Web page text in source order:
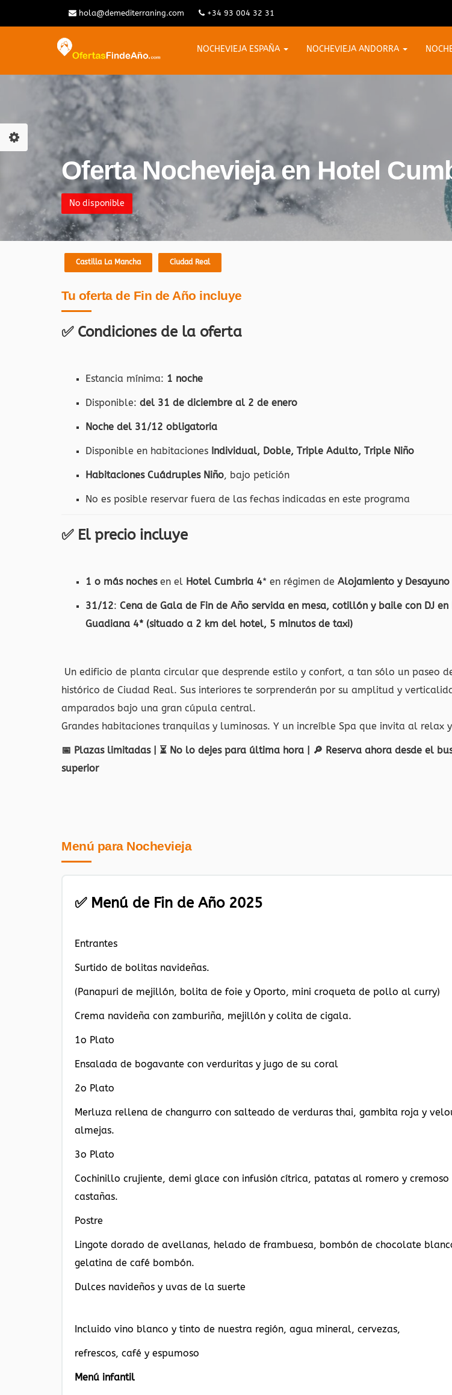
hola@demediterraning.com +34 93 004 32 31
NOCHEVIEJA ESPAÑA NOCHEVIEJA ANDORRA
Oferta Nochevieja en Hotel
No disponible
Castilla La Mancha Ciudad Real
Tu oferta de Fin de Año incluye
✅ Condiciones de la oferta
Estancia mínima: 1 noche
Disponible: del 31 de diciembre al 2 de enero
Noche del 31/12 obligatoria
Disponible en habitaciones Individual, Doble, Triple Adulto, Triple Niño
Habitaciones Cuádruples Niño, bajo petición
No es posible reservar fuera de las fechas indicadas en este programa
✅ El precio incluye
1 o más nochesen el Hotel Cumbria 4* en régimen de Alojamiento y Desayuno
31/12: Cena de Gala de Fin de Año servida en mesa, cotillón y baile con DJ en
Guadiana 4* (situado a 2 km del hotel, 5 minutos de taxi)
Un edificio de planta circular que desprende estilo y confort, a tan sólo un paseo
histórico de Ciudad Real. Sus interiores te sorprenderán por su amplitud y
amparados bajo una gran cúpula central.
Grandes habitaciones tranquilas y luminosas. Y un increíble Spa que invita al relax
📅 Plazas limitadas | ⏳ No lo dejes para última hora | 🔎 Reserva ahora desde el
superior
Menú para Nochevieja
✅ Menú de Fin de Año 2025
Entrantes
Surtido de bolitas navideñas.
(Panapuri de mejillón, bolita de foie y Oporto, mini croqueta de pollo al curry)
Crema navideña con zamburiña, mejillón y colita de cigala.
1o Plato
Ensalada de bogavante con verduritas y jugo de su coral
2o Plato
Merluza rellena de changurro con salteado de verduras thai, gambita roja y
almejas.
3o Plato
Cochinillo crujiente, demi glace con infusión cítrica, patatas al romero y cremoso
castañas.
Postre
Lingote dorado de avellanas, helado de frambuesa, bombón de chocolate
gelatina de café bombón.
Dulces navideños y uvas de la suerte
Incluido vino blanco y tinto de nuestra región, agua mineral, cervezas,
refrescos, café y espumoso
Menú infantil